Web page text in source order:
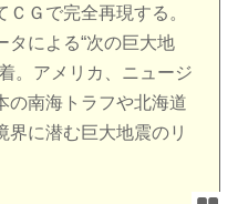
Ｇで完全再現する。
タによる“次の巨大地
。アメリカ、ニュージ
の南海トラフや北海道
界に潜む巨大地震のリ